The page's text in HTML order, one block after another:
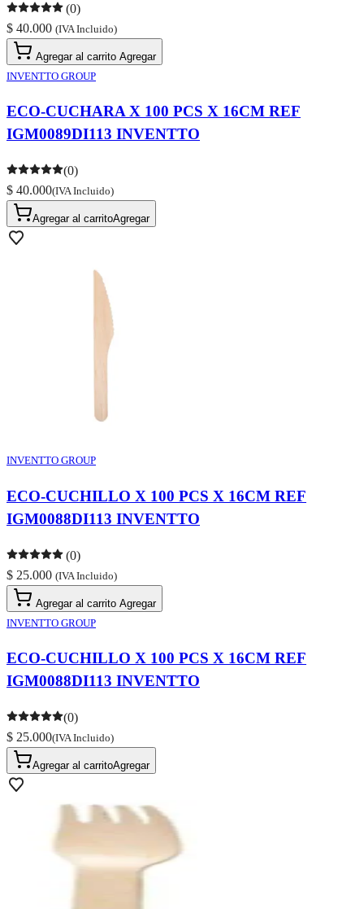
(0)
$ 40.000 (IVA Incluido)
Agregar al carrito Agregar
INVENTTO GROUP
ECO-CUCHARA X 100 PCS X 16CM REF
IGM0089DI113 INVENTTO
(0)
$ 40.000(IVA Incluido)
Agregar al carritoAgregar
INVENTTO GROUP
ECO-CUCHILLO X 100 PCS X 16CM REF
IGM0088DI113 INVENTTO
(0)
$ 25.000 (IVA Incluido)
Agregar al carrito Agregar
INVENTTO GROUP
ECO-CUCHILLO X 100 PCS X 16CM REF
IGM0088DI113 INVENTTO
(0)
$ 25.000(IVA Incluido)
Agregar al carritoAgregar